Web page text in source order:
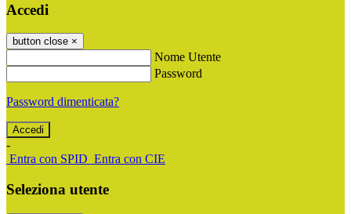
Accedi
button close ×
Nome Utente
Password
Password dimenticata?
-
Entra con SPID Entra con CIE
Seleziona utente